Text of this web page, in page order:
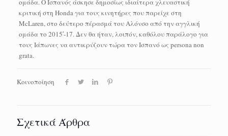
ομάδα. Ο Ισπανός άσκησε δημοσίως ιδιαίτερα χλευαστική
κριτική στη Honda για τους κινητήρες που παρείχε στη
McLaren, στο δεύτερο πέρασμά του Αλόνσο από την αγγλική
ομάδα το 2015′-17. Δεν θα ήταν, λοιπόν, καθόλου παράλογο για
τους Ιάπωνες να αντικρύζουν τώρα τον Ισπανό ως persona non
grata.
Κοινοποίηση
Σχετικά Άρθρα